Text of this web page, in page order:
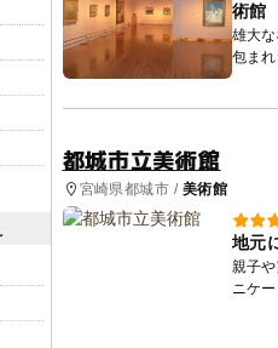
術館
雄大
包ま
輝な
都城市立美術館
宮崎県都城市 / 美術館
地元
親子
ニケ